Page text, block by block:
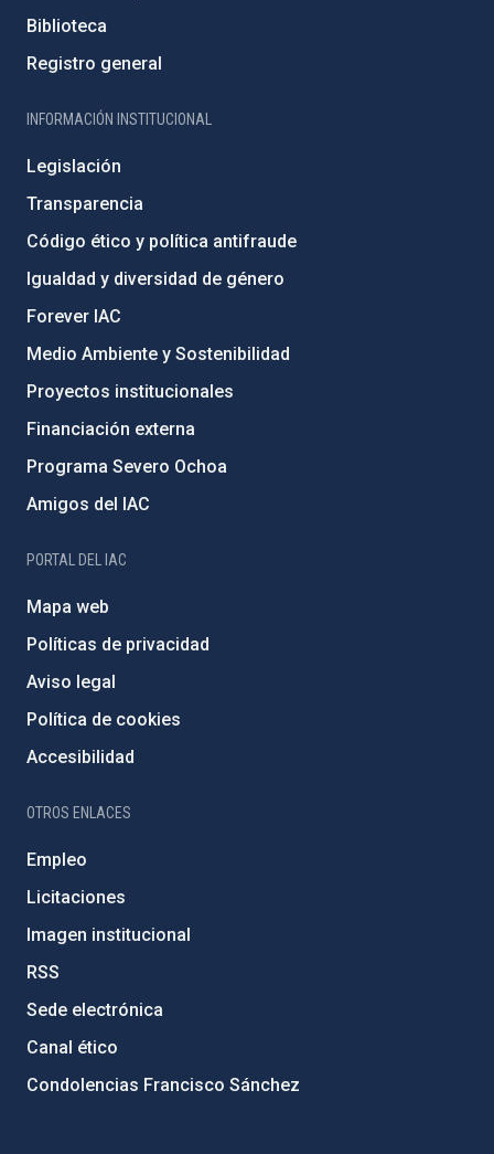
Biblioteca
Registro general
INFORMACIÓN INSTITUCIONAL
Legislación
Transparencia
Código ético y política antifraude
Igualdad y diversidad de género
Forever IAC
Medio Ambiente y Sostenibilidad
Proyectos institucionales
Financiación externa
Programa Severo Ochoa
Amigos del IAC
PORTAL DEL IAC
Mapa web
Políticas de privacidad
Aviso legal
Política de cookies
Accesibilidad
OTROS ENLACES
Empleo
Licitaciones
Imagen institucional
RSS
Sede electrónica
Canal ético
Condolencias Francisco Sánchez